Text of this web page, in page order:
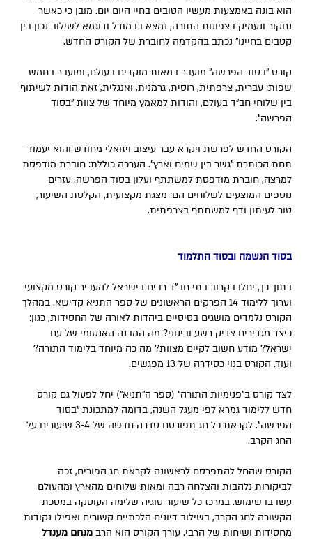
הוא בונה באמצעות מעשיו הטובים בחיי היום יום. מובן כי כאשר
נחקור ונעמיק בצפונות התורה, נמצא בו מודל ודוגמא לשילוב נכון בין
קטבים בחיינו" נכתב בהקדמה לחוברת של הקורס החדש.
קורס "בסוד הפרשה" מועבר במאות מוקדים בעולם, ומועבר בחמש
שפות: עברית, צרפתית, רוסית, גרמנית, ואנגלית, זאת הודות לשיתוף
בין שלוחי חב"ד בעולם, והודות למאמץ מיוחד של צוות "בסוד
הפרשה".
הקורס החדש לפרשת ויקרא עבר עיצוב ויזואלי מחודש והוא יעמוד
תחת הכותרת "גשר בין שמים וארץ". הערכה כוללת: חוברת מודפסת
למרצה, חוברת מודפסת למשתתף ועלון בסוד הפרשה. עזרים
נוספים המוצעים לשלוחים הם: מצגת מקצועית, הקלטת השיעור,
טור לעיתון ודף למשתתף בצרפתית.
בסוד הנשמה ובסוד התלמוד
בתוך כך, יחלו בקרוב בתי חב"ד רבים בישראל להעביר קורס מקצועי
וערוך ללימוד 14 הפרקים הראשונים של ספר התניא קדישא. במהלך
הקורס נלמדים מושגים בסיסיים ביהדות לאורה של החסידות, כגון:
כיצד מגדירים צדיק רשע ובינוני? מה המבנה האנטומי של עם
ישראל? מודע חשוב לקיים מצוות? מה כה מיוחד בלימוד התורה?
ועוד. הקורס בנוי כסידרה של 13 מפגשים.
לצד קורס ב"פנימיות התורה" (ספר ה"תניא") יחל לפעול גם קורס
חדש ללימוד גמרא לפי מעגל השנה, בדומה למתכונת "בסוד
הפרשה". לקראת כל חג תפורסם סדרה חדשה של 3-4 שיעורים על
החג הקרב.
הקורס שהחל להתפרסם לראשונה לקראת חג הפורים, זכה
לביקורות נלהבות והצלחה רבה ומאות שלוחים מהארץ ומהעולם
עשו בו שימוש. במרכז כל שיעור סוגיה שלימה העוסקה במסכת
הקשורה לחג הקרב, בשילוב דיונים הלכתיים קשורים ואפילו נקודות
מחסידות ושיחות של הרבי. עורך הקורס הוא הרב מנחם מענדל